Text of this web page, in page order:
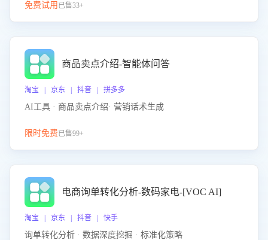
免费试用 已售33+
商品卖点介绍-智能体问答
淘宝 | 京东 | 抖音 | 拼多多
AI工具 · 商品卖点介绍· 营销话术生成
限时免费已售99+
电商询单转化分析-数码家电-[VOC AI]
淘宝 | 京东 | 抖音 | 快手
询单转化分析 · 数据深度挖掘 · 标准化策略